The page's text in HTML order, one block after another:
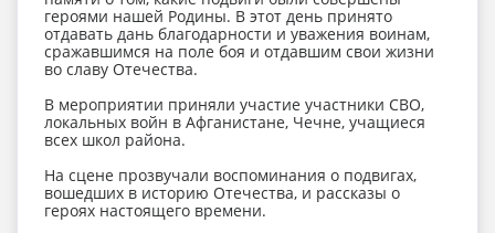
героями нашей Родины. В этот день принято
отдавать дань благодарности и уважения воинам,
сражавшимся на поле боя и отдавшим свои жизни
во славу Отечества.
В мероприятии приняли участие участники СВО,
локальных войн в Афганистане, Чечне, учащиеся
всех школ района.
На сцене прозвучали воспоминания о подвигах,
вошедших в историю Отечества, и рассказы о
героях настоящего времени.